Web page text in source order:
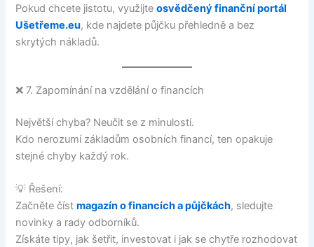
Pokud chcete jistotu, využijteosvědčený finanční portál
Ušetřeme.eu, kde najdete půjčku přehledně a bez
skrytých nákladů.
❌ 7. Zapomínání na vzdělání o financích
Největší chyba? Neučit se z minulosti.
Kdo nerozumí základům osobních financí, ten opakuje
stejné chyby každý rok.
💡 Řešení:
Začněte čístmagazín o financích a půjčkách, sledujte
novinky a rady odborníků.
Získáte tipy, jak šetřit, investovat i jak se chytře rozhodovat